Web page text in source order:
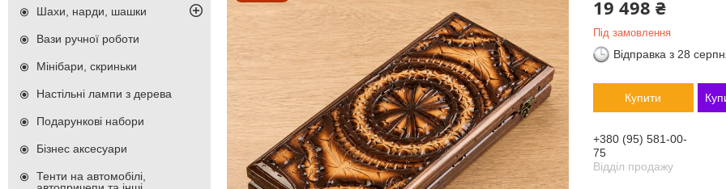
19 498 ₴
Під замовлення
Відправка з 28
Купити
+380 (95) 581-00-
75
Відділ продажу
Шахи, нарди, шашки
Вази ручної роботи
Мінібари, скриньки
Настільні лампи з дерева
Подарункові набори
Бізнес аксесуари
Тенти на автомобілі,